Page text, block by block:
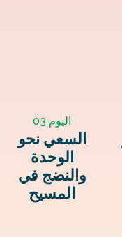
اليوم 03
السعي نحو
الوحدة
والنضج في
المسيح